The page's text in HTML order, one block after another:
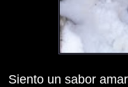
Siento un sabor